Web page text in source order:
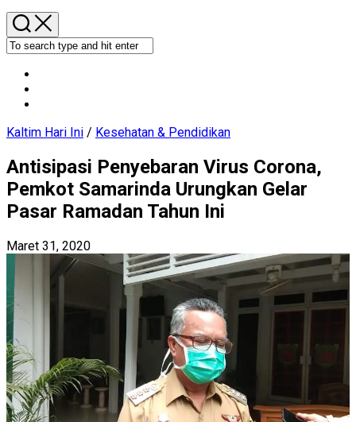
Kaltim Hari Ini / Kesehatan & Pendidikan
Antisipasi Penyebaran Virus Corona,
Pemkot Samarinda Urungkan Gelar
Pasar Ramadan Tahun Ini
Maret 31, 2020